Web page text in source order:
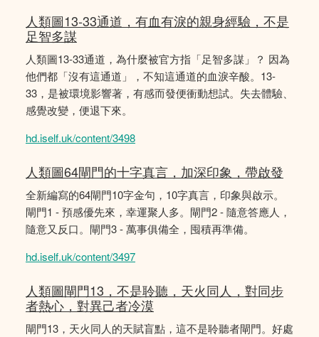
人類圖13-33通道，有血有淚的親身經驗，不是
足智多謀
人類圖13-33通道，為什麼被官方指「足智多謀」？ 因為
他們都「沒有這通道」，不知這通道的血淚辛酸。13-
33，是被環境影響著，有感而發便衝動想試。失去體驗、
感覺改變，便退下來。
hd.iself.uk/content/3498
人類圖64閘門的十字真言，加深印象，帶啟發
全新編寫的64閘門10字金句，10字真言，印象與啟示。
閘門1 - 預感優先來，幸運聚人多。閘門2 - 隨意答應人，
隨意又反口。閘門3 - 萬事俱備全，囤積再準備。
hd.iself.uk/content/3497
人類圖閘門13，不是聆聽，天火同人，對同步
者熱心，對異己者冷漠
閘門13，天火同人的天賦盲點，這不是聆聽者閘門。好處